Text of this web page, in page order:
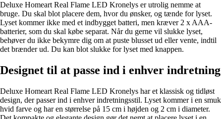
Deluxe Homeart Real Flame LED Kronelys er utrolig nemme at
bruge. Du skal blot placere dem, hvor du ønsker, og tænde for lyset.
Lyset kommer ikke med et indbygget batteri, men kræver 2 x AAA-
batterier, som du skal købe separat. Når du gerne vil slukke lyset,
behøver du ikke bekymre dig om at puste blusset ud eller vente, indtil
det brænder ud. Du kan blot slukke for lyset med knappen.
Designet til at passe ind i enhver indretning
Deluxe Homeart Real Flame LED Kronelys har et klassisk og tidløst
design, der passer ind i enhver indretningsstil. Lyset kommer i en smuk
hvid farve og har en størrelse på 15 cm i højden og 2 cm i diameter.